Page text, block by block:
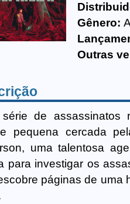
Gênero:
Outras
de assassinatos
pequena cercada
uma talentosa
para investigar os
páginas de uma